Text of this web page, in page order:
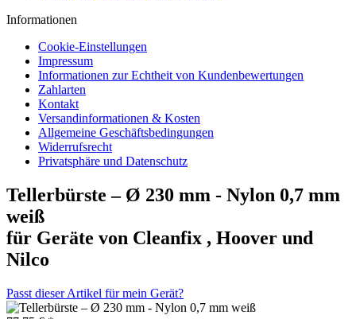
Informationen
Cookie-Einstellungen
Impressum
Informationen zur Echtheit von Kundenbewertungen
Zahlarten
Kontakt
Versandinformationen & Kosten
Allgemeine Geschäftsbedingungen
Widerrufsrecht
Privatsphäre und Datenschutz
Tellerbürste – Ø 230 mm - Nylon 0,7 mm
weiß
für Geräte von Cleanfix , Hoover und
Nilco
Passt dieser Artikel für mein Gerät?